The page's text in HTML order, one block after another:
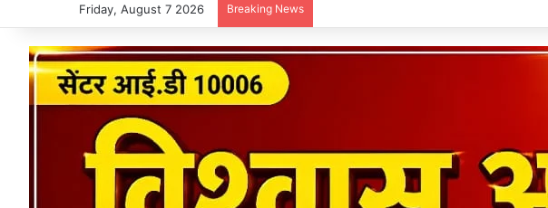
Friday, August 7 2026 Breaking News